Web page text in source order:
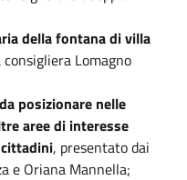
della fontana di villa
Lomagno
posizionare nelle
aree di interesse
, presentato dai
e Oriana Mannella;